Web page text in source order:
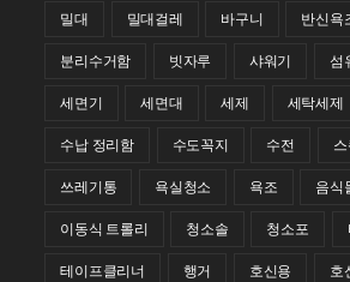
밀대 밀대걸레 바구니 반신욕
분리수거함 빗자루 샤워기 섬
세면기 세면대 세제 세탁세제
수납 정리함 수도꼭지 수전 스
쓰레기통 욕실청소 욕조 음식
이동식 트롤리 청소솔 청소포
테이프클리너 행거 호신용 호